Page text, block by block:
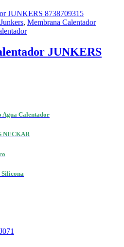
, Membrana Calentador
JUNKERS
Agua Calentador
NECKAR
Silicona